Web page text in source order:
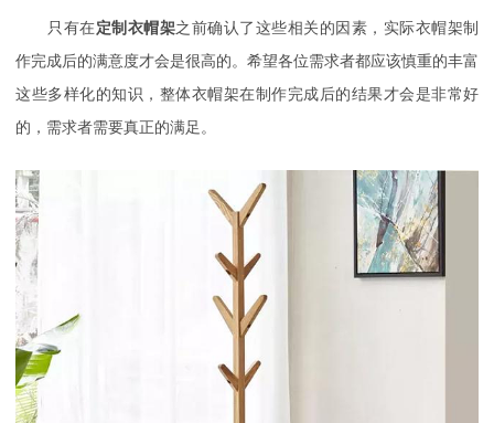
只有在定制衣帽架之前确认了这些相关的因素，实际衣帽架制
作完成后的满意度才会是很高的。希望各位需求者都应该慎重的丰富
这些多样化的知识，整体衣帽架在制作完成后的结果才会是非常好
的，需求者需要真正的满足。